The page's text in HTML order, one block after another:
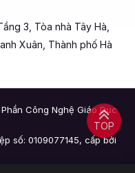
TOP
3, Tòa nhà Tây Hà,
Xuân, Thành phố Hà
Công Nghệ Giáo Dục
số: 0109077145, cấp bởi